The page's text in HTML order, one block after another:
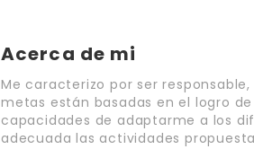
Acerca de mi
Me caracterizo por ser
metas están basadas en el logro
capacidades de adaptarme a los
adecuada las actividades